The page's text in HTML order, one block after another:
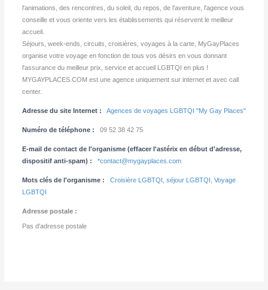
l'animations, des rencontres, du soleil, du repos, de l'aventure, l'agence vous
conseille et vous oriente vers les établissements qui réservent le meilleur
accueil.
Séjours, week-ends, circuits, croisières, voyages à la carte, MyGayPlaces
organise votre voyage en fonction de tous vos désirs en vous donnant
l'assurance du meilleur prix, service et accueil LGBTQI en plus !
MYGAYPLACES.COM est une agence uniquement sur internet et avec call
center.
Adresse du site Internet : Agences de voyages LGBTQI "My Gay Places"
Numéro de téléphone : 09 52 38 42 75
E-mail de contact de l'organisme (effacer l'astérix en début d'adresse,
dispositif anti-spam) :
*contact@mygayplaces.com
Mots clés de l'organisme : Croisière LGBTQI séjour LGBTQI Voyage
LGBTQI
Adresse postale :
Pas d'adresse postale